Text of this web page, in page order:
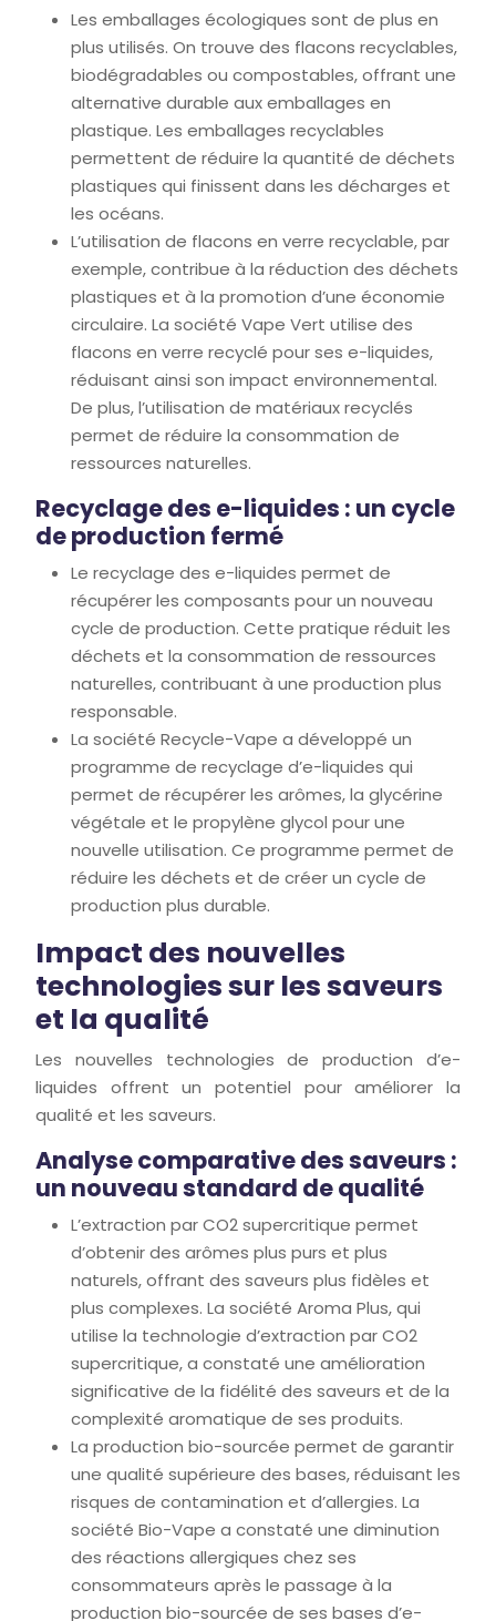
Les emballages écologiques sont de plus en
plus utilisés. On trouve des flacons recyclables,
biodégradables ou compostables, offrant une
alternative durable aux emballages en
plastique. Les emballages recyclables
permettent de réduire la quantité de déchets
plastiques qui finissent dans les décharges et
les océans.
L’utilisation de flacons en verre recyclable, par
exemple, contribue à la réduction des déchets
plastiques et à la promotion d’une économie
circulaire. La société Vape Vert utilise des
flacons en verre recyclé pour ses e-liquides,
réduisant ainsi son impact environnemental.
De plus, l’utilisation de matériaux recyclés
permet de réduire la consommation de
ressources naturelles.
Recyclage des e-liquides : un cycle
de production fermé
Le recyclage des e-liquides permet de
récupérer les composants pour un nouveau
cycle de production. Cette pratique réduit les
déchets et la consommation de ressources
naturelles, contribuant à une production plus
responsable.
La société Recycle-Vape a développé un
programme de recyclage d’e-liquides qui
permet de récupérer les arômes, la glycérine
végétale et le propylène glycol pour une
nouvelle utilisation. Ce programme permet de
réduire les déchets et de créer un cycle de
production plus durable.
Impact des nouvelles
technologies sur les saveurs
et la qualité
Les nouvelles technologies de production d’e-
liquides offrent un potentiel pour améliorer la
qualité et les saveurs.
Analyse comparative des saveurs :
un nouveau standard de qualité
L’extraction par CO2 supercritique permet
d’obtenir des arômes plus purs et plus
naturels, offrant des saveurs plus fidèles et
plus complexes. La société Aroma Plus, qui
utilise la technologie d’extraction par CO2
supercritique, a constaté une amélioration
significative de la fidélité des saveurs et de la
complexité aromatique de ses produits.
La production bio-sourcée permet de garantir
une qualité supérieure des bases, réduisant les
risques de contamination et d’allergies. La
société Bio-Vape a constaté une diminution
des réactions allergiques chez ses
consommateurs après le passage à la
production bio-sourcée de ses bases d’e-